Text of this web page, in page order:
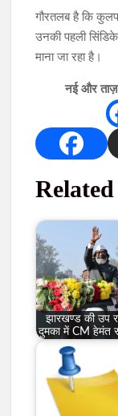
गौरतलब है कि
उनकी पहली
माना जा रहा है।
नई और
झारखण्ड की उप
दुमका में CM हेमंत